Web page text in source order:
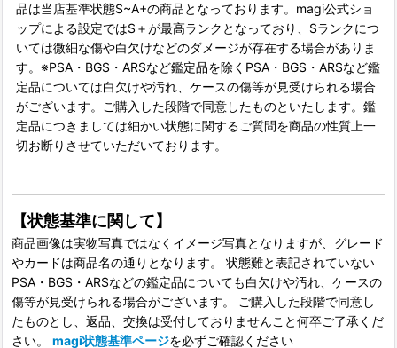
品は当店基準状態S~A+の商品となっております。magi公式ショ
ップによる設定ではS＋が最高ランクとなっており、Sランクにつ
いては微細な傷や白欠けなどのダメージが存在する場合がありま
す。※PSA・BGS・ARSなど鑑定品を除くPSA・BGS・ARSなど鑑
定品については白欠けや汚れ、ケースの傷等が見受けられる場合
がございます。ご購入した段階で同意したものといたします。鑑
定品につきましては細かい状態に関するご質問を商品の性質上一
切お断りさせていただいております。
【状態基準に関して】
商品画像は実物写真ではなくイメージ写真となりますが、グレード
やカードは商品名の通りとなります。 状態難と表記されていない
PSA・BGS・ARSなどの鑑定品についても白欠けや汚れ、ケースの
傷等が見受けられる場合がございます。 ご購入した段階で同意し
たものとし、返品、交換は受付しておりませんこと何卒ご了承くだ
さい。 magi状態基準ページを必ずご確認ください